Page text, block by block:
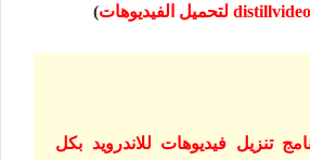
)
تنزيل فيديوهات للاندرويد بكل